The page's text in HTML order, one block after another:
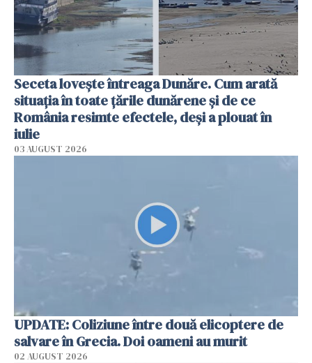
Seceta lovește întreaga Dunăre. Cum arată
situația în toate țările dunărene și de ce
România resimte efectele, deși a plouat în
iulie
03 AUGUST 2026
UPDATE: Coliziune între două elicoptere de
salvare în Grecia. Doi oameni au murit
02 AUGUST 2026